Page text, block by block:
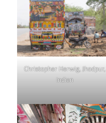
Christopher Herwig, Jhodpur,
Indien